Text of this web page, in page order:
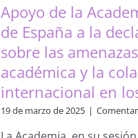
Apoyo de la
de España a la
sobre las
académica y la
internacional en
19 de marzo de 2025 |